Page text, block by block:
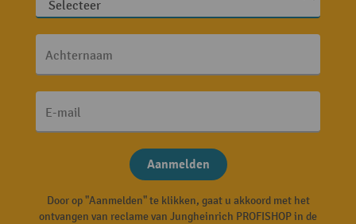
Achternaam
E-mail
Aanmelden
Door op "Aanmelden" te klikken, gaat u akkoord met het
ontvangen van reclame van Jungheinrich PROFISHOP in de